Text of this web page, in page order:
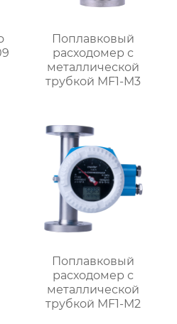
Поплавковый
расходомер с
металлической
трубкой MF1-M3
Поплавковый
расходомер с
металлической
трубкой MF1-M2